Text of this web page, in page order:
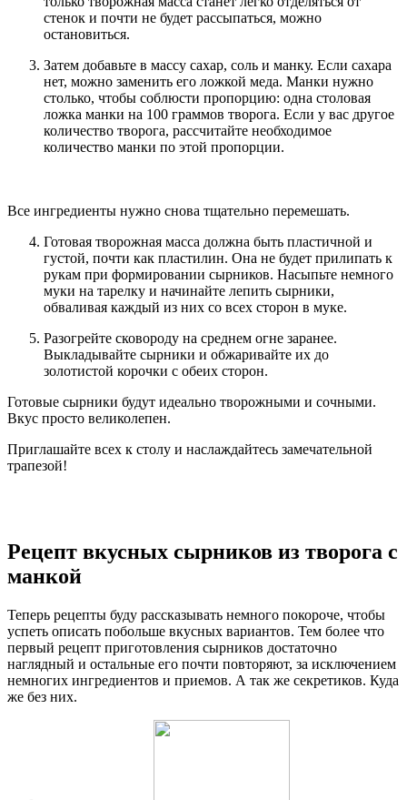
стенок и почти не будет рассыпаться, можно
остановиться.
Затем добавьте в массу сахар, соль и манку. Если сахара
нет, можно заменить его ложкой меда. Манки нужно
столько, чтобы соблюсти пропорцию: одна столовая
ложка манки на 100 граммов творога. Если у вас другое
количество творога, рассчитайте необходимое
количество манки по этой пропорции.
Все ингредиенты нужно снова тщательно перемешать.
Готовая творожная масса должна быть пластичной и
густой, почти как пластилин. Она не будет прилипать к
рукам при формировании сырников. Насыпьте немного
муки на тарелку и начинайте лепить сырники,
обваливая каждый из них со всех сторон в муке.
Разогрейте сковороду на среднем огне заранее.
Выкладывайте сырники и обжаривайте их до
золотистой корочки с обеих сторон.
Готовые сырники будут идеально творожными и сочными.
Вкус просто великолепен.
Приглашайте всех к столу и наслаждайтесь замечательной
трапезой!
Рецепт вкусных сырников из творога с
манкой
Теперь рецепты буду рассказывать немного покороче, чтобы
успеть описать побольше вкусных вариантов. Тем более что
первый рецепт приготовления сырников достаточно
наглядный и остальные его почти повторяют, за исключением
немногих ингредиентов и приемов. А так же секретиков. Куда
же без них.